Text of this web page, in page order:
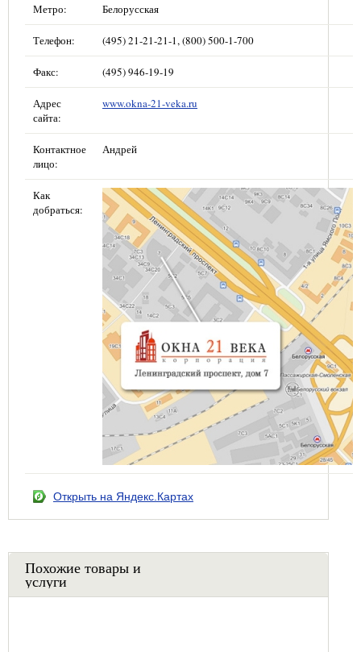
Метро: Белорусская
Телефон: (495) 21-21-21-1, (800) 500-1-700
Факс: (495) 946-19-19
Адрес
сайта:
www.okna-21-veka.ru
Контактное
лицо:
Андрей
Как
добраться:
Открыть на Яндекс.Картах
Похожие товары и
услуги